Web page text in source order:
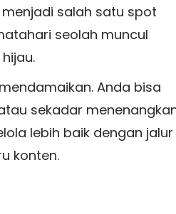
menjadi salah satu spot
seolah muncul
Anda bisa
sekadar
lebih baik dengan jalur
konten.